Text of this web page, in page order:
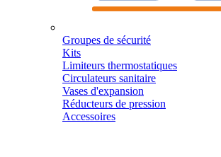
Groupes de sécurité
Kits
Limiteurs thermostatiques
Circulateurs sanitaire
Vases d'expansion
Réducteurs de pression
Accessoires